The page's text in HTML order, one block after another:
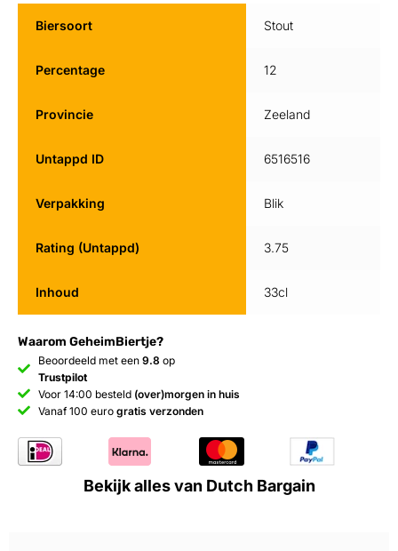
Waarom GeheimBiertje?
Beoordeeld met een 9.8 op
Trustpilot
Voor 14:00 besteld (over)morgen in huis
Vanaf 100 euro gratis verzonden
Biersoort Stout
Percentage 12
Provincie Zeeland
Untappd ID 6516516
Verpakking Blik
Rating (Untappd) 3.75
Inhoud 33cl
Bekijk alles van Dutch Bargain